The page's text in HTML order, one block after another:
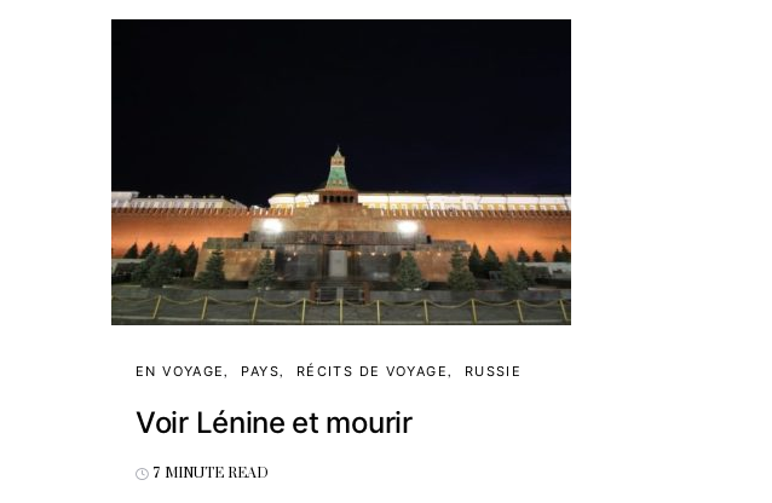
EN VOYAGE PAYS RÉCITS DE VOYAGE RUSSIE
Voir Lénine et mourir
7 MINUTE READ